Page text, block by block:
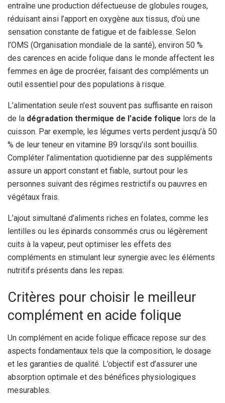
entraîne une production défectueuse de globules rouges,
réduisant ainsi l’apport en oxygène aux tissus, d’où une
sensation constante de fatigue et de faiblesse. Selon
l’OMS (Organisation mondiale de la santé), environ 50 %
des carences en acide folique dans le monde affectent les
femmes en âge de procréer, faisant des compléments un
outil essentiel pour des populations à risque.
L’alimentation seule n’est souvent pas suffisante en raison
de la dégradation thermique de l’acide folique lors de la
cuisson. Par exemple, les légumes verts perdent jusqu’à 50
% de leur teneur en vitamine B9 lorsqu’ils sont bouillis.
Compléter l’alimentation quotidienne par des suppléments
assure un apport constant et fiable, surtout pour les
personnes suivant des régimes restrictifs ou pauvres en
végétaux frais.
L’ajout simultané d’aliments riches en folates, comme les
lentilles ou les épinards consommés crus ou légèrement
cuits à la vapeur, peut optimiser les effets des
compléments en stimulant leur synergie avec les éléments
nutritifs présents dans les repas.
Critères pour choisir le meilleur
complément en acide folique
Un complément en acide folique efficace repose sur des
aspects fondamentaux tels que la composition, le dosage
et les garanties de qualité. L’objectif est d’assurer une
absorption optimale et des bénéfices physiologiques
mesurables.